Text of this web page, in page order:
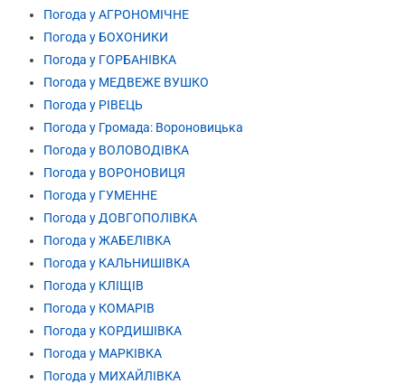
Погода у АГРОНОМІЧНЕ
Погода у БОХОНИКИ
Погода у ГОРБАНІВКА
Погода у МЕДВЕЖЕ ВУШКО
Погода у РІВЕЦЬ
Погода у Громада: Вороновицька
Погода у ВОЛОВОДІВКА
Погода у ВОРОНОВИЦЯ
Погода у ГУМЕННЕ
Погода у ДОВГОПОЛІВКА
Погода у ЖАБЕЛІВКА
Погода у КАЛЬНИШІВКА
Погода у КЛІЩІВ
Погода у КОМАРІВ
Погода у КОРДИШІВКА
Погода у МАРКІВКА
Погода у МИХАЙЛІВКА